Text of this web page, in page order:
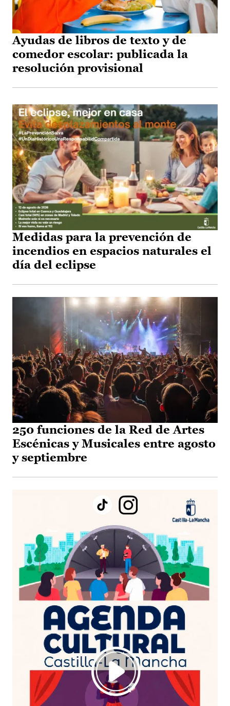
Ayudas de libros de texto y de
comedor escolar: publicada la
resolución provisional
Medidas para la prevención de
incendios en espacios naturales el
día del eclipse
250 funciones de la Red de Artes
Escénicas y Musicales entre agosto
y septiembre